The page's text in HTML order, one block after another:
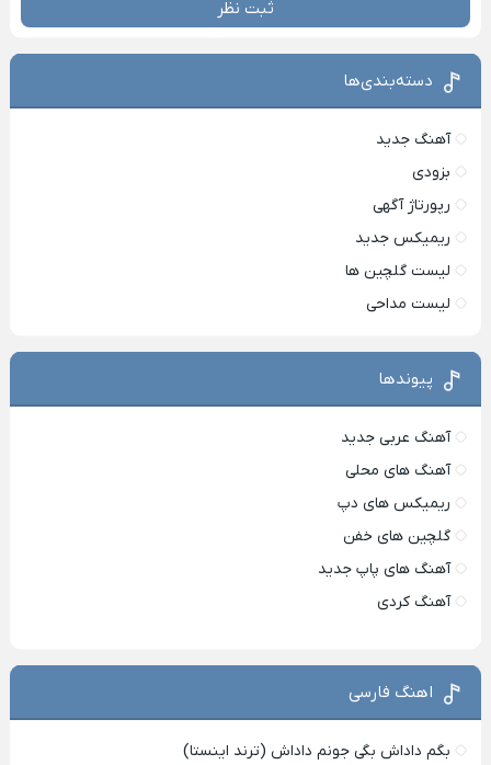
ثبت نظر
دسته‌بندی‌ها
آهنگ جدید
بزودی
رپورتاژ آگهی
ریمیکس جدید
لیست گلچین ها
لیست مداحی
پیوندها
آهنگ عربی جدید
آهنگ های محلی
ریمیکس های دپ
گلچین های خفن
آهنگ های پاپ جدید
آهنگ کردی
اهنگ فارسی
بگم داداش بگی جونم داداش (ترند اینستا)